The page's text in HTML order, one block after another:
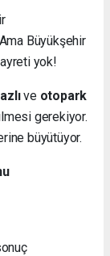
Büyükşehir
yok!
ve otopark
gerekiyor.
büyütüyor.